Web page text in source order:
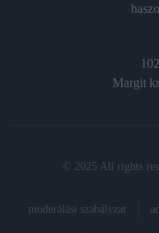
Margit
© 2025 All rights
moderálási szabályzat